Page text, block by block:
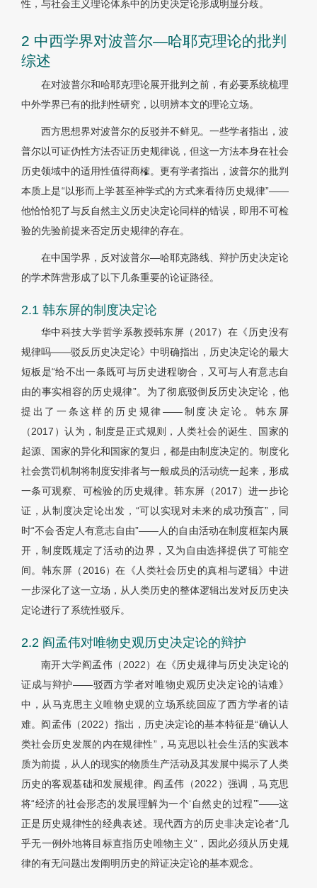
性，与社会主义理论体系中的历史决定论形成明显分歧。
2 中西学界对波普尔—哈耶克理论的批判
综述
在对波普尔和哈耶克理论展开批判之前，有必要系统梳理
中外学界已有的批判性研究，以明辨本文的理论立场。
西方思想界对波普尔的反驳并不鲜见。一些学者指出，波
普尔以可证伪性方法否证历史规律说，但这一方法本身在社会
历史领域中的适用性值得商榷。更有学者指出，波普尔的批判
本质上是“以形而上学甚至神学式的方式来看待历史规律”——
他恰恰犯了与反自然主义历史决定论同样的错误，即用不可检
验的先验前提来否定历史规律的存在。
在中国学界，反对波普尔—哈耶克路线、辩护历史决定论
的学术阵营形成了以下几条重要的论证路径。
2.1 韩东屏的制度决定论
华中科技大学哲学系教授韩东屏（2017）在《历史没有
规律吗——驳反历史决定论》中明确指出，历史决定论的最大
短板是“给不出一条既可与历史进程吻合，又可与人有意志自
由的事实相容的历史规律”。为了彻底驳倒反历史决定论，他
提出了一条这样的历史规律——制度决定论。韩东屏
（2017）认为，制度是正式规则，人类社会的诞生、国家的
起源、国家的异化和国家的复归，都是由制度决定的。制度化
社会赏罚机制将制度安排者与一般成员的活动统一起来，形成
一条可观察、可检验的历史规律。韩东屏（2017）进一步论
证，从制度决定论出发，“可以实现对未来的成功预言”，同
时“不会否定人有意志自由”——人的自由活动在制度框架内展
开，制度既规定了活动的边界，又为自由选择提供了可能空
间。韩东屏（2016）在《人类社会历史的真相与逻辑》中进
一步深化了这一立场，从人类历史的整体逻辑出发对反历史决
定论进行了系统性驳斥。
2.2 阎孟伟对唯物史观历史决定论的辩护
南开大学阎孟伟（2022）在《历史规律与历史决定论的
证成与辩护——驳西方学者对唯物史观历史决定论的诘难》
中，从马克思主义唯物史观的立场系统回应了西方学者的诘
难。阎孟伟（2022）指出，历史决定论的基本特征是“确认人
类社会历史发展的内在规律性”，马克思以社会生活的实践本
质为前提，从人的现实的物质生产活动及其发展中揭示了人类
历史的客观基础和发展规律。阎孟伟（2022）强调，马克思
将“经济的社会形态的发展理解为一个‘自然史的过程’”——这
正是历史规律性的经典表述。现代西方的历史非决定论者“几
乎无一例外地将目标直指历史唯物主义”，因此必须从历史规
律的有无问题出发阐明历史的辩证决定论的基本观念。